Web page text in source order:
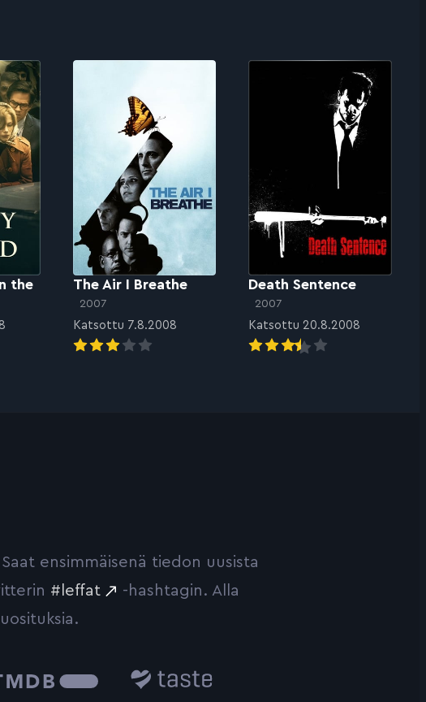
the
The Air I Breathe
2007
Katsottu 7.8.2008
Death Sentence
2007
Katsottu 20.8.2008
ensimmäisenä tiedon uusista
#leffat
-hashtagin. Alla